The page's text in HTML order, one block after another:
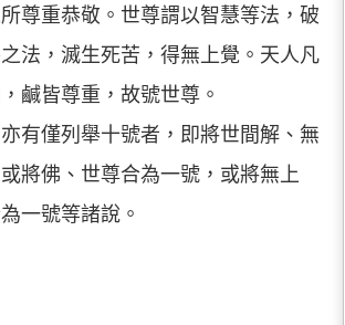
尊重恭敬。世尊謂以智慧等法，破
法，滅生死苦，得無上覺。天人凡
鹹皆尊重，故號世尊。
有僅列舉十號者，即將世間解、無
將佛、世尊合為一號，或將無上
一號等諸說。